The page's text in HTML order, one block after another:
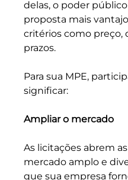
delas, o poder
proposta mais
critérios como preço,
prazos.
Para sua MPE,
significar:
Ampliar o mercado
As licitações abrem
mercado amplo e
que sua empresa